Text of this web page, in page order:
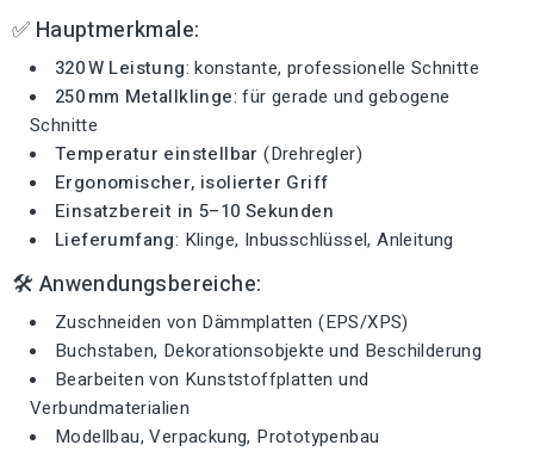
✅ Hauptmerkmale:
320 W Leistung: konstante, professionelle Schnitte
250 mm Metallklinge: für gerade und gebogene
Schnitte
Temperatur einstellbar (Drehregler)
Ergonomischer, isolierter Griff
Einsatzbereit in 5–10 Sekunden
Lieferumfang: Klinge, Inbusschlüssel, Anleitung
🛠 Anwendungsbereiche:
Zuschneiden von Dämmplatten (EPS/XPS)
Buchstaben, Dekorationsobjekte und Beschilderung
Bearbeiten von Kunststoffplatten und
Verbundmaterialien
Modellbau, Verpackung, Prototypenbau